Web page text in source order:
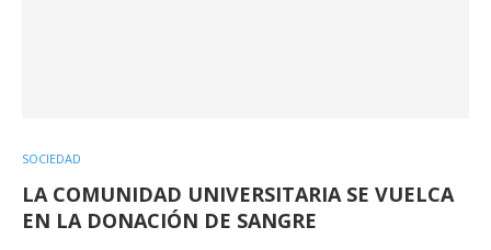
SOCIEDAD
LA COMUNIDAD UNIVERSITARIA SE VUELCA
EN LA DONACIÓN DE SANGRE